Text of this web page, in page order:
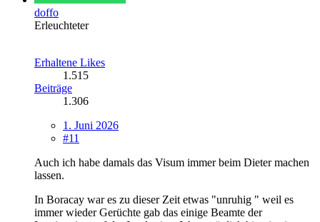
doffo
Erleuchteter
Erhaltene Likes
1.515
Beiträge
1.306
1. Juni 2026
#11
Auch ich habe damals das Visum immer beim Dieter machen
lassen.
In Boracay war es zu dieser Zeit etwas "unruhig " weil es
immer wieder Gerüchte gab das einige Beamte der